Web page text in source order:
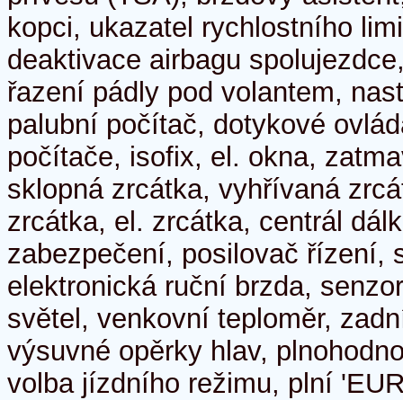
kopci, ukazatel rychlostního
deaktivace airbagu
řazení pádly pod volantem,
palubní počítač, dotykové
počítače, isofix, el. okna,
sklopná zrcátka, vyhřívaná
zrcátka, el. zrcátka, centrál
zabezpečení, posilovač řízení,
elektronická ruční brzda,
světel, venkovní teploměr,
výsuvné opěrky hlav,
volba jízdního režimu, plní